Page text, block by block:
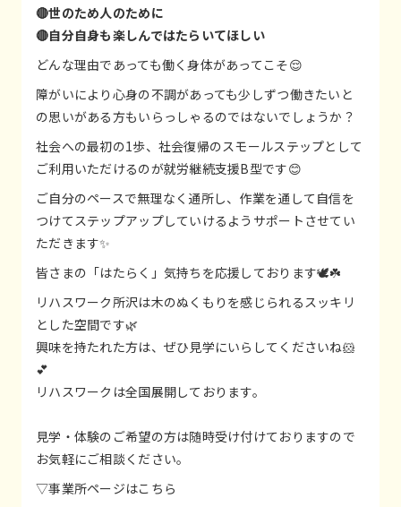
🔴世のため人のために
🔴自分自身も楽しんではたらいてほしい
どんな理由であっても働く身体があってこそ😌
障がいにより心身の不調があっても少しずつ働きたいと
の思いがある方もいらっしゃるのではないでしょうか？
社会への最初の1歩、社会復帰のスモールステップとして
ご利用いただけるのが就労継続支援B型です😊
ご自分のペースで無理なく通所し、作業を通して自信を
つけてステップアップしていけるようサポートさせてい
ただきます✨
皆さまの「はたらく」気持ちを応援しております🕊️☘️
リハスワーク所沢は木のぬくもりを感じられるスッキリ
とした空間です🌿
興味を持たれた方は、ぜひ見学にいらしてくださいね🐹
💕
リハスワークは全国展開しております。
見学・体験のご希望の方は随時受け付けておりますので
お気軽にご相談ください。
▽事業所ページはこちら